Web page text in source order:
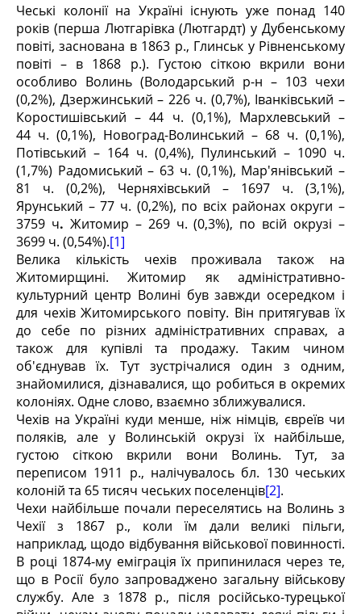
Чеські колонії на Україні існують уже понад 140
років (перша Лютгарівка (Лютгардт) у Дубенському
повіті, заснована в 1863 р., Глинськ у Рівненському
повіті – в 1868 р.). Густою сіткою вкрили вони
особливо Волинь (Володарський р-н – 103 чехи
(0,2%), Дзержинський – 226 ч. (0,7%), Іванківський –
Коростишівський – 44 ч. (0,1%), Мархлевський –
44 ч. (0,1%), Новоград-Волинський – 68 ч. (0,1%),
Потівський – 164 ч. (0,4%), Пулинський – 1090 ч.
(1,7%) Радомиський – 63 ч. (0,1%), Мар'янівський –
81 ч. (0,2%), Черняхівський – 1697 ч. (3,1%),
Ярунський – 77 ч. (0,2%), по всіх районах округи –
3759 ч. Житомир – 269 ч. (0,3%), по всій окрузі –
3699 ч. (0,54%).[1]
Велика кількість чехів проживала також на
Житомирщині. Житомир як адміністративно-
культурний центр Волині був завжди осередком і
для чехів Житомирського повіту. Він притягував їх
до себе по різних адміністративних справах, а
також для купівлі та продажу. Таким чином
об'єднував їх. Тут зустрічалися один з одним,
знайомилися, дізнавалися, що робиться в окремих
колоніях. Одне слово, взаємно зближувалися.
Чехів на Україні куди менше, ніж німців, євреїв чи
поляків, але у Волинській окрузі їх найбільше,
густою сіткою вкрили вони Волинь. Тут, за
переписом 1911 р., налічувалось бл. 130 чеських
колоній та 65 тисяч чеських поселенців[2].
Чехи найбільше почали переселятись на Волинь з
Чехії з 1867 р., коли їм дали великі пільги,
наприклад, щодо відбування військової повинності.
В році 1874-му еміграція їх припинилася через те,
що в Росії було запроваджено загальну військову
службу. Але з 1878 р., після російсько-турецької